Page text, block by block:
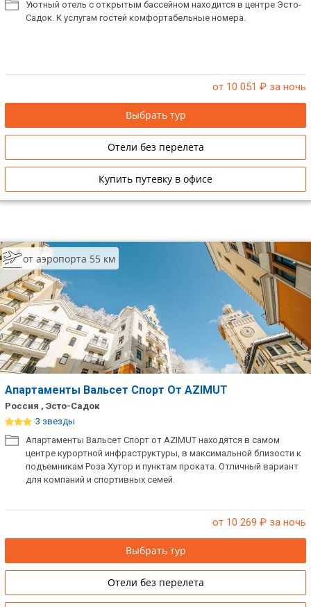
Уютный отель с открытым бассейном находится в центре Эсто-
Садок. К услугам гостей комфортабельные номера.
от 10 051 ₽ за ночь
Выбрать тур
Отели без перелета
Купить путевку в офисе
от аэропорта 55 км
Апартаменты Вальсет Спорт От AZIMUT
Россия , Эсто-Садок
3 звезды
Апартаменты Вальсет Спорт от AZIMUT находятся в самом
центре курортной инфраструктуры, в максимальной близости к
подъемникам Роза Хутор и пунктам проката. Отличный вариант
для компаний и спортивных семей.
от 10 269 ₽ за ночь
Выбрать тур
Отели без перелета